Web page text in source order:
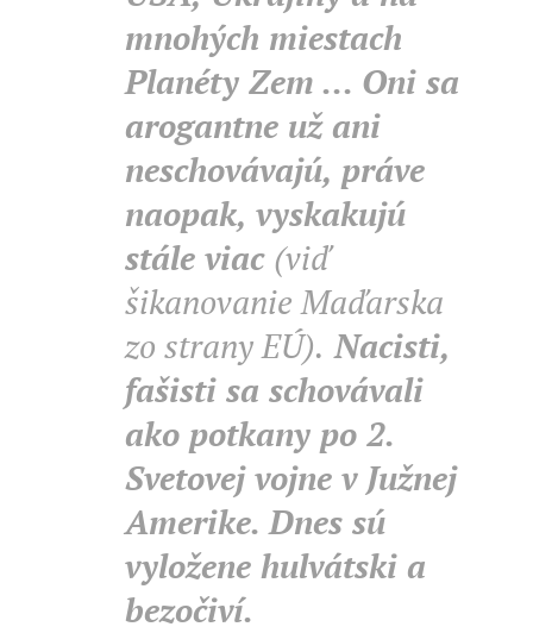
mnohých miestach
Planéty Zem ... Oni sa
arogantne už ani
neschovávajú, práve
naopak, vyskakujú
stále viac (viď
šikanovanie Maďarska
zo strany EÚ). Nacisti,
fašisti sa schovávali
ako potkany po 2.
Svetovej vojne v Južnej
Amerike. Dnes sú
vyložene hulvátski a
bezočiví.